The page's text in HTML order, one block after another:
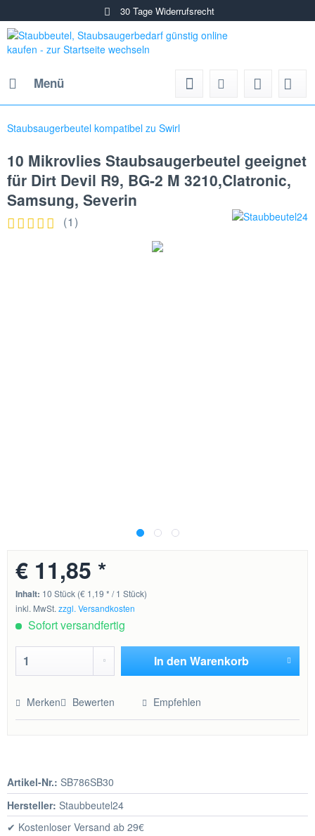
30 Tage Widerrufsrecht
Menü
Staubsaugerbeutel kompatibel zu Swirl
10 Mikrovlies Staubsaugerbeutel geeignet
für Dirt Devil R9, BG-2 M 3210,Clatronic,
Samsung, Severin
(1)
€ 11,85 *
Inhalt: 10 Stück (€ 1,19 * / 1 Stück)
inkl. MwSt.zzgl. Versandkosten
Sofort versandfertig
In den Warenkorb
Merken Bewerten Empfehlen
Artikel-Nr.: SB786SB30
Hersteller: Staubbeutel24
✔ Kostenloser Versand ab 29€